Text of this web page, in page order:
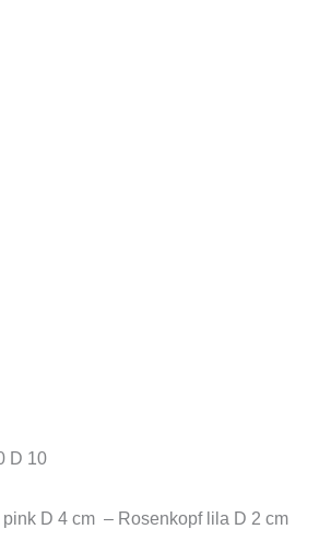
D 10
D 4 cm – Rosenkopf lila D 2 cm